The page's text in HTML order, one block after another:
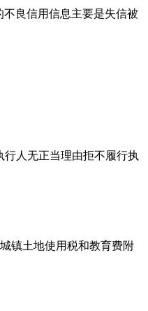
良信用信息主要是失信被
人无正当理由拒不履行执
镇土地使用税和教育费附